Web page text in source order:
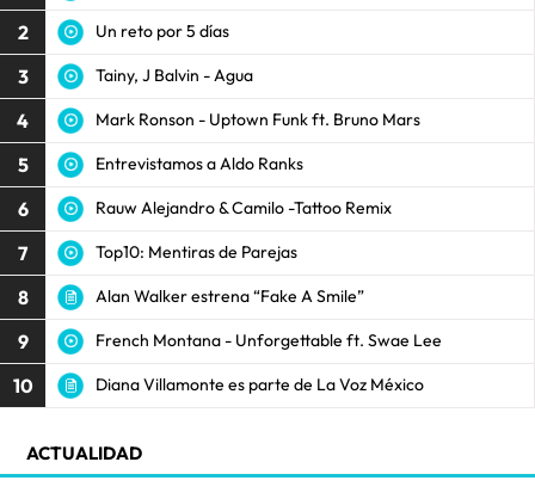
2 Un reto por 5 días
3 Tainy, J Balvin - Agua
4 Mark Ronson - Uptown Funk ft. Bruno Mars
5 Entrevistamos a Aldo Ranks
6 Rauw Alejandro & Camilo -Tattoo Remix
7 Top10: Mentiras de Parejas
8 Alan Walker estrena “Fake A Smile”
9 French Montana - Unforgettable ft. Swae Lee
10 Diana Villamonte es parte de La Voz México
ACTUALIDAD